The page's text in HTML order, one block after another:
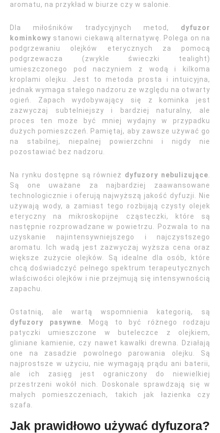
aromatu, na przykład w biurze czy w salonie.
Dla miłośników tradycyjnych metod, dyfuzor
kominkowy stanowi ciekawą alternatywę. Polega on na
podgrzewaniu olejków eterycznych za pomocą
podgrzewacza (zwykle świeczki tealight)
umieszczonego pod naczyniem z wodą i kilkoma
kroplami olejku. Jest to metoda prosta i intuicyjna,
jednak wymaga stałego nadzoru ze względu na otwarty
ogień. Zapach wydobywający się z kominka jest
zazwyczaj subtelniejszy i bardziej naturalny, ale
proces ten może być mniej wydajny w przypadku
dużych pomieszczeń. Pamiętaj, aby zawsze używać go
na stabilnej, niepalnej powierzchni i nigdy nie
pozostawiać bez nadzoru.
Na rynku dostępne są również dyfuzory nebulizujące
Są one uważane za najbardziej zaawansowane
technologicznie i oferują najwyższą jakość dyfuzji. Nie
używają wody, a zamiast tego rozbijają czysty olejek
eteryczny na mikroskopijne cząsteczki, które są
następnie rozprowadzane w powietrzu. Pozwala to na
uzyskanie najintensywniejszego i najczystszego
aromatu. Ich wadą jest zazwyczaj wyższa cena oraz
większe zużycie olejków. Są idealne dla osób, które
chcą doświadczyć pełnego spektrum terapeutycznych
właściwości olejków i nie przejmują się intensywnością
zapachu.
Ostatnią, ale wartą wspomnienia kategorią, są
dyfuzory pasywne . Mogą to być różnego rodzaju
patyczki umieszczone w buteleczce z olejkiem,
gliniane kamienie, czy nawet kawałki drewna. Działają
one na zasadzie powolnego parowania olejku. Są
najprostsze w użyciu, nie wymagają prądu ani baterii,
ale ich zasięg jest ograniczony do niewielkiej
przestrzeni wokół nich. Doskonale sprawdzają się w
małych pomieszczeniach, takich jak łazienka czy
szafa.
Jak prawidłowo używać dyfuzora?